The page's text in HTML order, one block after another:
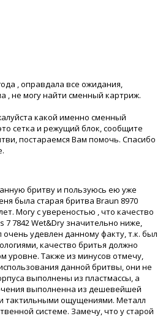
, оправдала все ожидания,
, не могу найти сменный картриж.
какой именно сменный
сетка и режущий блок, сообщите
постараемся Вам помочь. Спасибо
бритву и пользуюсь ею уже
была старая бритва Braun 8970
Могу с увереностью , что качество
7 7842 Wet&Dry значительно ниже,
удевлен данному факту, т.к. был
качество бритья должно
уровне. Также из минусов отмечу,
данной бритвы, они не
выполнены из пластмассы, а
выполненна из дешевейшей
тактильными ощущениями. Металл
системе. Замечу, что у старой